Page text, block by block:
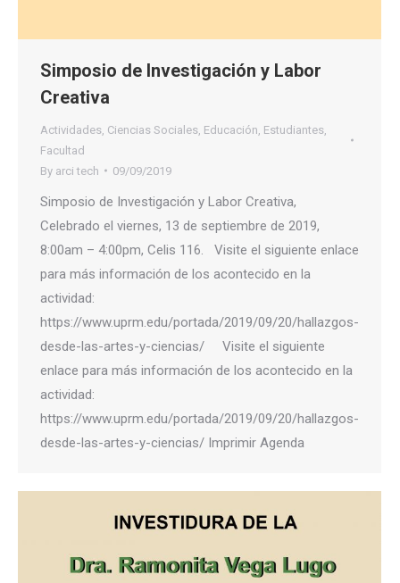
Simposio de Investigación y Labor
Creativa
Actividades Ciencias Sociales Educación Estudiantes
Facultad
By arci tech 09/09/2019
Simposio de Investigación y Labor Creativa,
Celebrado el viernes, 13 de septiembre de 2019,
8:00am – 4:00pm, Celis 116. Visite el siguiente enlace
para más información de los acontecido en la
actividad:
https://www.uprm.edu/portada/2019/09/20/hallazgos-
desde-las-artes-y-ciencias/ Visite el siguiente
enlace para más información de los acontecido en la
actividad:
https://www.uprm.edu/portada/2019/09/20/hallazgos-
desde-las-artes-y-ciencias/ Imprimir Agenda